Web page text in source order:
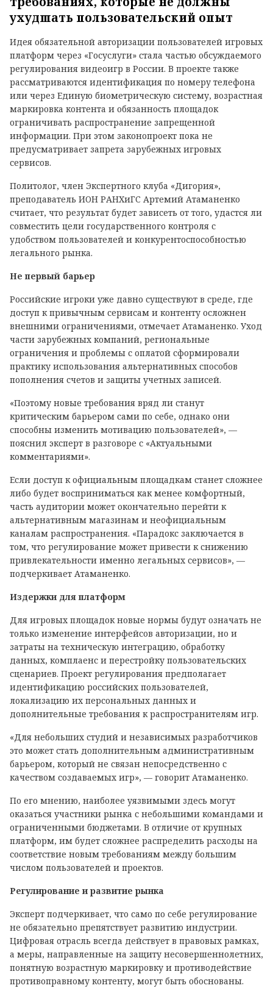
ухудшать пользовательский опыт
Идея обязательной авторизации пользователей игровых
платформ через «Госуслуги» стала частью обсуждаемого
регулирования видеоигр в России. В проекте также
рассматриваются идентификация по номеру телефона
или через Единую биометрическую систему, возрастная
маркировка контента и обязанность площадок
ограничивать распространение запрещенной
информации. При этом законопроект пока не
предусматривает запрета зарубежных игровых
сервисов.
Политолог, член Экспертного клуба «Дигория»,
преподаватель ИОН РАНХиГС Артемий Атаманенко
считает, что результат будет зависеть от того, удастся ли
совместить цели государственного контроля с
удобством пользователей и конкурентоспособностью
легального рынка.
Не первый барьер
Российские игроки уже давно существуют в среде, где
доступ к привычным сервисам и контенту осложнен
внешними ограничениями, отмечает Атаманенко. Уход
части зарубежных компаний, региональные
ограничения и проблемы с оплатой сформировали
практику использования альтернативных способов
пополнения счетов и защиты учетных записей.
«Поэтому новые требования вряд ли станут
критическим барьером сами по себе, однако они
способны изменить мотивацию пользователей», —
пояснил эксперт в разговоре с «Актуальными
комментариями».
Если доступ к официальным площадкам станет сложнее
либо будет восприниматься как менее комфортный,
часть аудитории может окончательно перейти к
альтернативным магазинам и неофициальным
каналам распространения. «Парадокс заключается в
том, что регулирование может привести к снижению
привлекательности именно легальных сервисов», —
подчеркивает Атаманенко.
Издержки для платформ
Для игровых площадок новые нормы будут означать не
только изменение интерфейсов авторизации, но и
затраты на техническую интеграцию, обработку
данных, комплаенс и перестройку пользовательских
сценариев. Проект регулирования предполагает
идентификацию российских пользователей,
локализацию их персональных данных и
дополнительные требования к распространителям игр.
«Для небольших студий и независимых разработчиков
это может стать дополнительным административным
барьером, который не связан непосредственно с
качеством создаваемых игр», — говорит Атаманенко.
По его мнению, наиболее уязвимыми здесь могут
оказаться участники рынка с небольшими командами и
ограниченными бюджетами. В отличие от крупных
платформ, им будет сложнее распределить расходы на
соответствие новым требованиям между большим
числом пользователей и проектов.
Регулирование и развитие рынка
Эксперт подчеркивает, что само по себе регулирование
не обязательно препятствует развитию индустрии.
Цифровая отрасль всегда действует в правовых рамках,
а меры, направленные на защиту несовершеннолетних,
понятную возрастную маркировку и противодействие
противоправному контенту, могут быть обоснованы.